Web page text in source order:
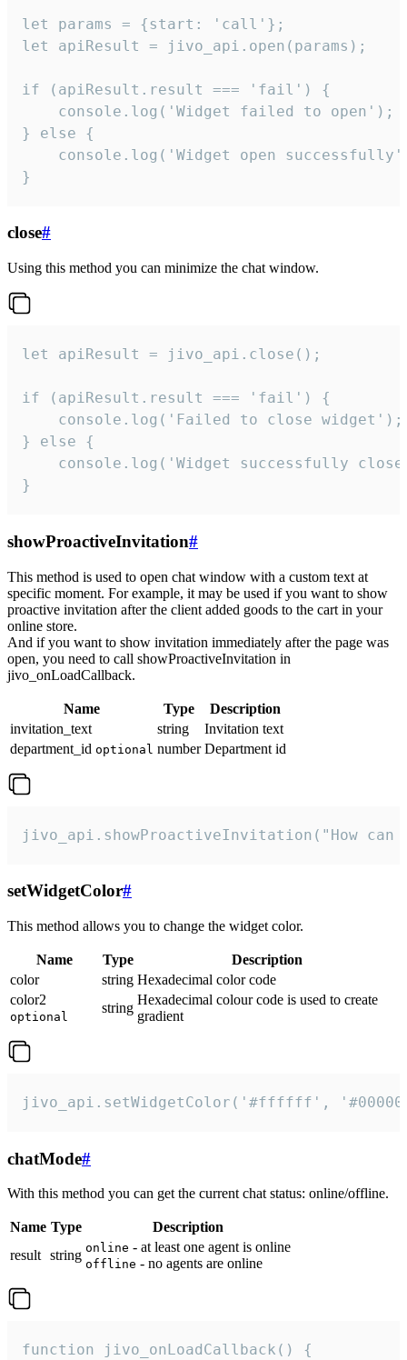
let params = {start: 'call'};
let apiResult = jivo_api.open(params);
if (apiResult.result === 'fail') {
    console.log('Widget failed to open');
} else {
console.log('Widget open
}
close#
Using this method you can minimize the chat window.
let apiResult = jivo_api.close();
if (apiResult.result === 'fail') {
    console.log('Failed to close widget');
} else {
console.log('Widget successfully
}
showProactiveInvitation#
This method is used to open chat window with a custom text at
specific moment. For example, it may be used if you want to show
proactive invitation after the client added goods to the cart in your
online store.
And if you want to show invitation immediately after the page was
open, you need to call showProactiveInvitation in
jivo_onLoadCallback.
Name Type
Description
invitation_text
string
Invitation text
department_id optional number Department id
jivo_api.showProactiveInvitation("How
setWidgetColor#
This method allows you to change the widget color.
Name Type
Description
color
string Hexadecimal color code
color2
optional
string
Hexadecimal colour code is used to create
gradient
jivo_api.setWidgetColor('#ffffff',
chatMode#
With this method you can get the current chat status: online/offline.
Name Type
Description
result string online - at least one agent is online
offline - no agents are online
function jivo_onLoadCallback() {